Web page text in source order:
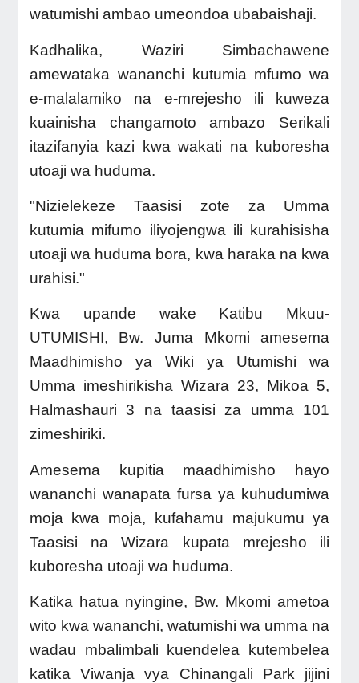
watumishi ambao umeondoa ubabaishaji.
Kadhalika, Waziri Simbachawene
amewataka wananchi kutumia mfumo wa
e-malalamiko na e-mrejesho ili kuweza
kuainisha changamoto ambazo Serikali
itazifanyia kazi kwa wakati na kuboresha
utoaji wa huduma.
"Nizielekeze Taasisi zote za Umma
kutumia mifumo iliyojengwa ili kurahisisha
utoaji wa huduma bora, kwa haraka na kwa
urahisi."
Kwa upande wake Katibu Mkuu-
UTUMISHI, Bw. Juma Mkomi amesema
Maadhimisho ya Wiki ya Utumishi wa
Umma imeshirikisha Wizara 23, Mikoa 5,
Halmashauri 3 na taasisi za umma 101
zimeshiriki.
Amesema kupitia maadhimisho hayo
wananchi wanapata fursa ya kuhudumiwa
moja kwa moja, kufahamu majukumu ya
Taasisi na Wizara kupata mrejesho ili
kuboresha utoaji wa huduma.
Katika hatua nyingine, Bw. Mkomi ametoa
wito kwa wananchi, watumishi wa umma na
wadau mbalimbali kuendelea kutembelea
katika Viwanja vya Chinangali Park jijini